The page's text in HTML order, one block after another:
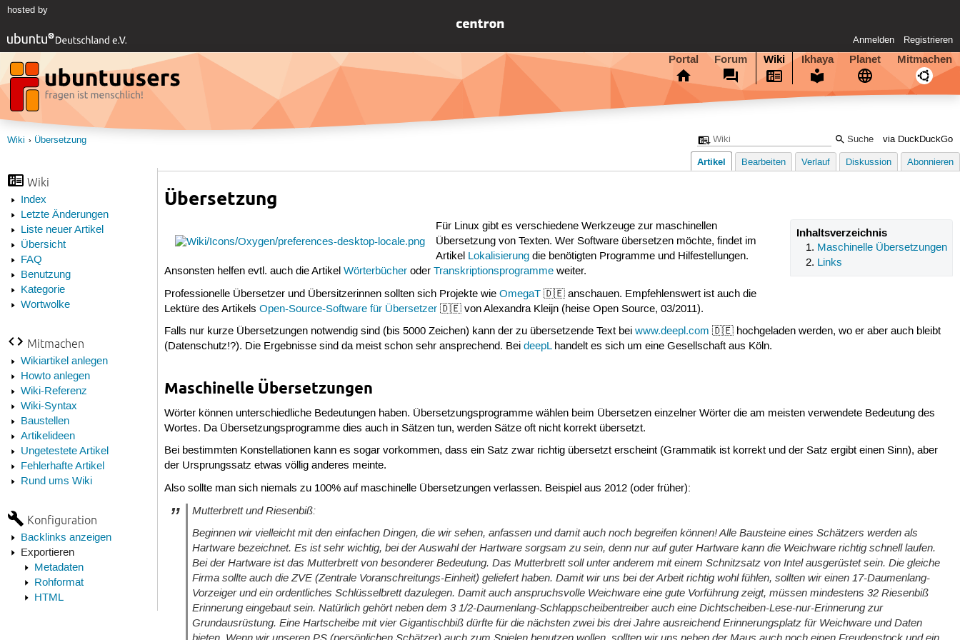
hosted by
Anmelden Registrieren
Portal Forum Wiki Ikhaya Planet Mitmachen
via DuckDuckGo
Wiki Übersetzung
Wiki
Index
Letzte Änderungen
Liste neuer Artikel
Übersicht
FAQ
Benutzung
Kategorie
Wortwolke
Mitmachen
Wikiartikel anlegen
Howto anlegen
Wiki-Referenz
Wiki-Syntax
Baustellen
Artikelideen
Ungetestete Artikel
Fehlerhafte Artikel
Rund ums Wiki
Konfiguration
Backlinks anzeigen
Exportieren
Metadaten
Rohformat
HTML
Artikel Bearbeiten Verlauf Diskussion Abonnieren
Übersetzung
Inhaltsverzeichnis
Maschinelle Übersetzungen
Links
Für Linux gibt es verschiedene Werkzeuge zur maschinellen
Übersetzung von Texten. Wer Software übersetzen möchte, findet im
Artikel Lokalisierungdie benötigten Programme und Hilfestellungen.
Ansonsten helfen evtl. auch die ArtikelWörterbücher oderTranskriptionsprogramme weiter.
Professionelle Übersetzer und Übersitzerinnen sollten sich Projekte wieOmegaT 🇩🇪 anschauen. Empfehlenswert ist auch die
Lektüre des ArtikelsOpen-Source-Software für Übersetzer 🇩🇪 von Alexandra Kleijn (heise Open Source, 03/2011).
Falls nur kurze Übersetzungen notwendig sind (bis 5000 Zeichen) kann der zu übersetzende Text beiwww.deepl.com 🇩🇪 hochgeladen werden, wo er aber auch bleibt
(Datenschutz!?). Die Ergebnisse sind da meist schon sehr ansprechend. BeideepLhandelt es sich um eine Gesellschaft aus Köln.
Maschinelle Übersetzungen
Wörter können unterschiedliche Bedeutungen haben. Übersetzungsprogramme wählen beim Übersetzen einzelner Wörter die am meisten verwendete Bedeutung des
Wortes. Da Übersetzungsprogramme dies auch in Sätzen tun, werden Sätze oft nicht korrekt übersetzt.
Bei bestimmten Konstellationen kann es sogar vorkommen, dass ein Satz zwar richtig übersetzt erscheint (Grammatik ist korrekt und der Satz ergibt einen Sinn), aber
der Ursprungssatz etwas völlig anderes meinte.
Also sollte man sich niemals zu 100% auf maschinelle Übersetzungen verlassen. Beispiel aus 2012 (oder früher):
Mutterbrett und Riesenbiß:
Beginnen wir vielleicht mit den einfachen Dingen, die wir sehen, anfassen und damit auch noch begreifen können! Alle Bausteine eines Schätzers werden als
Hartware bezeichnet. Es ist sehr wichtig, bei der Auswahl der Hartware sorgsam zu sein, denn nur auf guter Hartware kann die Weichware richtig schnell laufen.
Bei der Hartware ist das Mutterbrett von besonderer Bedeutung. Das Mutterbrett soll unter anderem mit einem Schnitzsatz von Intel ausgerüstet sein. Die gleiche
Firma sollte auch die ZVE (Zentrale Voranschreitungs-Einheit) geliefert haben. Damit wir uns bei der Arbeit richtig wohl fühlen, sollten wir einen 17-Daumenlang-
Vorzeiger und ein ordentliches Schlüsselbrett dazulegen. Damit auch anspruchsvolle Weichware eine gute Vorführung zeigt, müssen mindestens 32 Riesenbiß
Erinnerung eingebaut sein. Natürlich gehört neben dem 3 1/2-Daumenlang-Schlappscheibentreiber auch eine Dichtscheiben-Lese-nur-Erinnerung zur
Grundausrüstung. Eine Hartscheibe mit vier Gigantischbiß dürfte für die nächsten zwei bis drei Jahre ausreichend Erinnerungsplatz für Weichware und Daten